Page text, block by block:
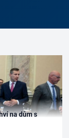
na dům s